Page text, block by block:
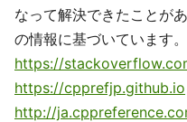
なって解決できたことが
の情報に基づいています。
https://
https://cpprefjp.github.io
http://